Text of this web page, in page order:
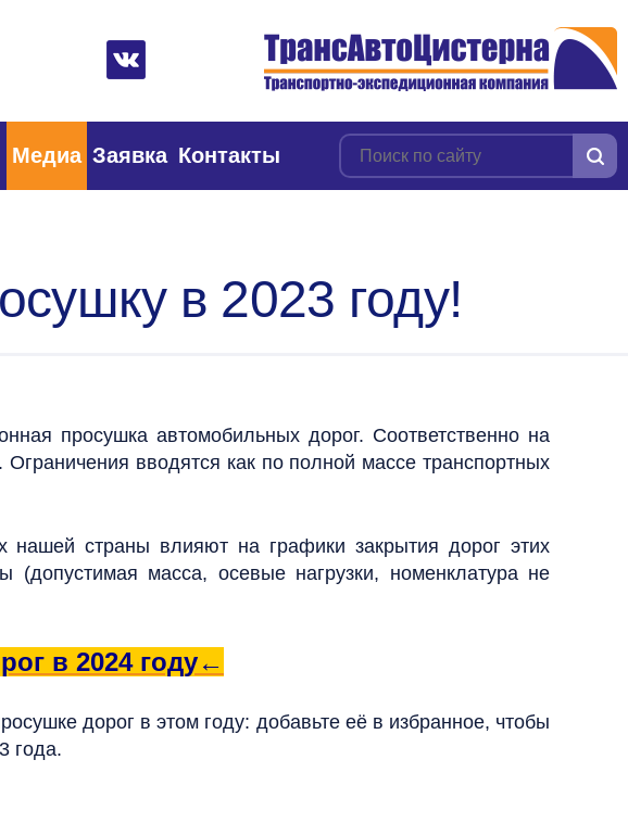
Медиа Заявка Контакты
в 2023 году!
просушка автомобильных дорог. Соответственно на
вводятся как по полной массе транспортных
нашей страны влияют на графики закрытия дорог этих
(допустимая масса, осевые нагрузки, номенклатура не
в 2024 году←
дорог в этом году: добавьте её в избранное, чтобы
года.